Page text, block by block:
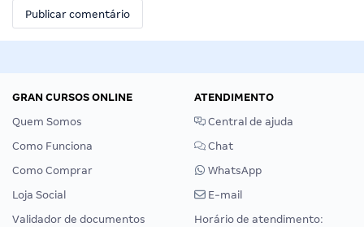
GRAN CURSOS ONLINE
Quem Somos
Como Funciona
Como Comprar
Loja Social
Validador de documentos
ATENDIMENTO
Central de ajuda
Chat
WhatsApp
E-mail
Horário de atendimento: